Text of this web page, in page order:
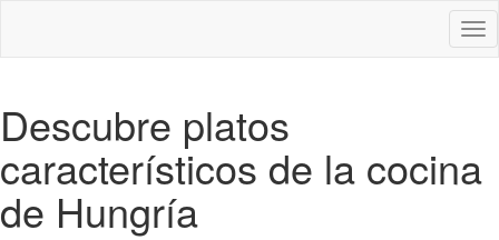
Descubre platos
característicos de la cocina
de Hungría